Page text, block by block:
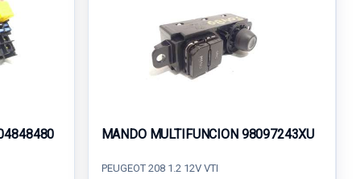
MANDO MULTIFUNCION 98097243XU
PEUGEOT 208 1.2 12V VTI